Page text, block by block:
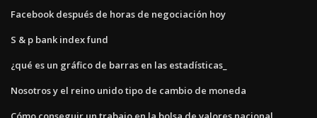
Facebook después de horas de negociación hoy
S & p bank index fund
¿qué es un gráfico de barras en las estadísticas_
Nosotros y el reino unido tipo de cambio de moneda